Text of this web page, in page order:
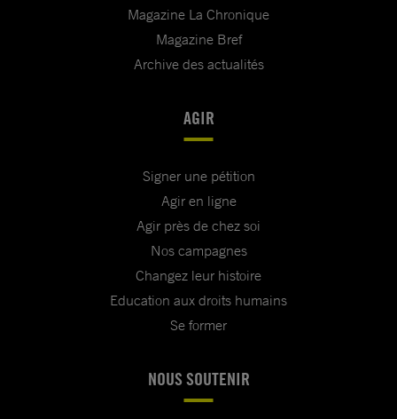
Magazine La Chronique
Magazine Bref
Archive des actualités
AGIR
Signer une pétition
Agir en ligne
Agir près de chez soi
Nos campagnes
Changez leur histoire
Education aux droits humains
Se former
NOUS SOUTENIR